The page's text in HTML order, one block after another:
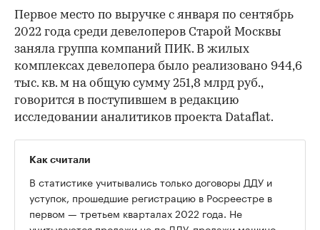
Первое место по выручке с января по сентябрь
2022 года среди девелоперов Старой Москвы
заняла группа компаний ПИК. В жилых
комплексах девелопера было реализовано 944,6
тыс. кв. м на общую сумму 251,8 млрд руб.,
говорится в поступившем в редакцию
исследовании аналитиков проекта Dataflat.
Как считали
В статистике учитывались только договоры ДДУ и
уступок, прошедшие регистрацию в Росреестре в
первом — третьем кварталах 2022 года. Не